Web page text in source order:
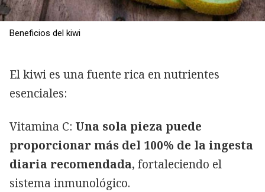
Beneficios del kiwi
El kiwi es una fuente rica en nutrientes
esenciales:
Vitamina C: Una sola pieza puede
proporcionar más del 100% de la ingesta
diaria recomendada, fortaleciendo el
sistema inmunológico.